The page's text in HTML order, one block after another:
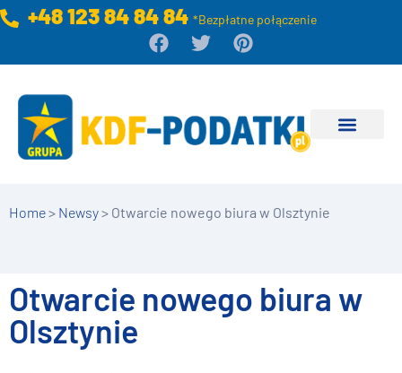
+48 123 84 84 84*Bezpłatne połączenie
Home> Newsy> Otwarcie nowego biura w Olsztynie
Otwarcie nowego biura w
Olsztynie